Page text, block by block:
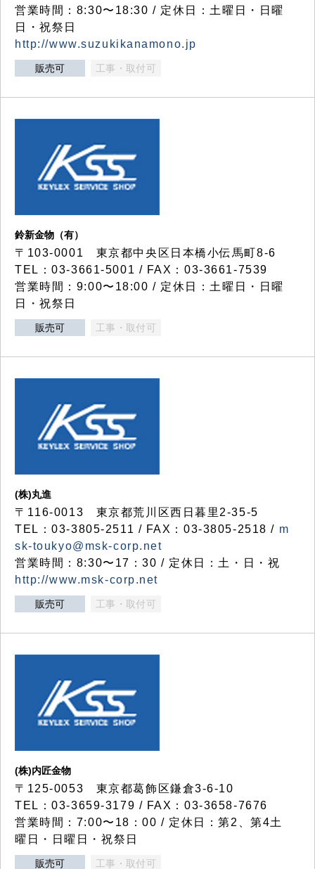
営業時間：8:30〜18:30 / 定休日：土曜日・日曜
日・祝祭日
http://www.suzukikanamono.jp
販売可 工事・取付可
鈴新金物（有）
〒103-0001 東京都中央区日本橋小伝馬町8-6
TEL：03-3661-5001 / FAX：03-3661-7539
営業時間：9:00〜18:00 / 定休日：土曜日・日曜
日・祝祭日
販売可 工事・取付可
(株)丸進
〒116-0013 東京都荒川区西日暮里2-35-5
TEL：03-3805-2511 / FAX：03-3805-2518 / m
sk-toukyo@msk-corp.net
営業時間：8:30〜17：30 / 定休日：土・日・祝
http://www.msk-corp.net
販売可 工事・取付可
(株)内匠金物
〒125-0053 東京都葛飾区鎌倉3-6-10
TEL：03-3659-3179 / FAX：03-3658-7676
営業時間：7:00〜18：00 / 定休日：第2、第4土
曜日・日曜日・祝祭日
販売可 工事・取付可